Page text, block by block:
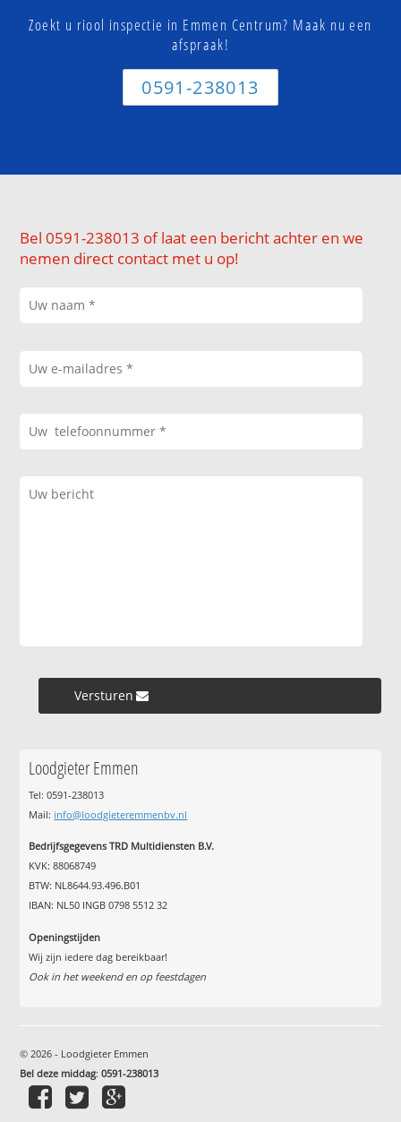
Zoekt u riool inspectie in Emmen Centrum? Maak nu een
afspraak!
0591-238013
Bel 0591-238013 of laat een bericht achter en we
nemen direct contact met u op!
Versturen »
Loodgieter Emmen
Tel: 0591-238013
Mail: info@loodgieteremmenbv.nl
Bedrijfsgegevens TRD Multidiensten B.V.
KVK: 88068749
BTW: NL8644.93.496.B01
IBAN: NL50 INGB 0798 5512 32
Openingstijden
Wij zijn iedere dag bereikbaar!
Ook in het weekend en op feestdagen
© 2026 - Loodgieter Emmen
Bel deze middag:0591-238013